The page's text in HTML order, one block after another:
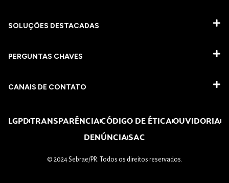
SOLUÇÕES DESTACADAS
PERGUNTAS CHAVES​
CANAIS DE CONTATO
LGPDTRANSPARÊNCIACÓDIGO DE ÉTICAOUVIDORIA
DENÚNCIASAC
© 2024 Sebrae/PR. Todos os direitos reservados.